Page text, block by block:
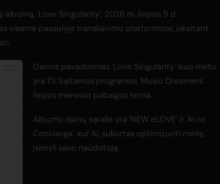
albumą, 'Love Singularity', 2026 m. liepos 9 d.
visame pasaulyje transliavimo platformose, įskaitant
Dainos pavadinimas 'Love Singularity' šiuo metu
yra TV Saitamos programos 'Music Dreamers'
liepos mėnesio pabaigos tema.
Albumo dainų sąraše yra 'NEW eLOVE' ir 'Ai no
Concierge', kur AI, sukurtas optimizuoti meilę,
įsimyli savo naudotoją.